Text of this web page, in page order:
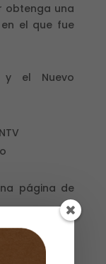
obtenga una
el que fue
y el Nuevo
página de